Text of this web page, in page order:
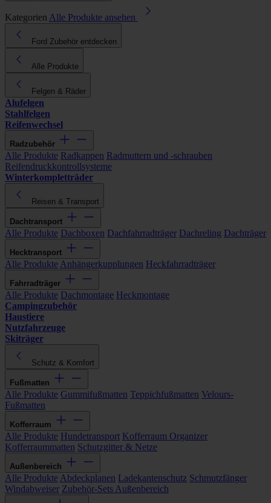
Kategorien Alle Produkte ansehen
Ford Zubehör entdecken
Alle Produkte
Felgen & Räder
Alufelgen
Stahlfelgen
Reifenwechsel
Radzubehör
Alle Produkte Radkappen Radmuttern und -schrauben
Reifendruckkontrollsysteme
Winterkompletträder
Reisen & Transport
Dachtransport
Alle Produkte Dachboxen Dachfahrradträger Dachreling Dachträger
Hecktransport
Alle Produkte Anhängerkupplungen Heckfahrradträger
Fahrradträger
Alle Produkte Dachmontage Heckmontage
Campingzubehör
Haustiere
Nutzfahrzeuge
Skiträger
Schutz & Komfort
Fußmatten
Alle Produkte Gummifußmatten Teppichfußmatten Velours-
Fußmatten
Kofferraum
Alle Produkte Hundetransport Kofferraum Organizer
Kofferraummatten Schutzgitter & Netze
Außenbereich
Alle Produkte Abdeckplanen Ladekantenschutz Schmutzfänger
Windabweiser Zubehör-Sets Außenbereich